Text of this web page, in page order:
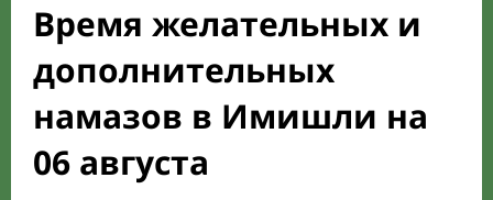
Время желательных и
дополнительных
намазов в Имишли на
06 августа